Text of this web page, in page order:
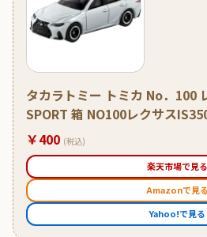
タカラトミー トミカ No．100
SPORT 箱 NO100レクサス
￥400 (税込)
楽天市場で見る
Amazonで見る
Yahoo!で見る